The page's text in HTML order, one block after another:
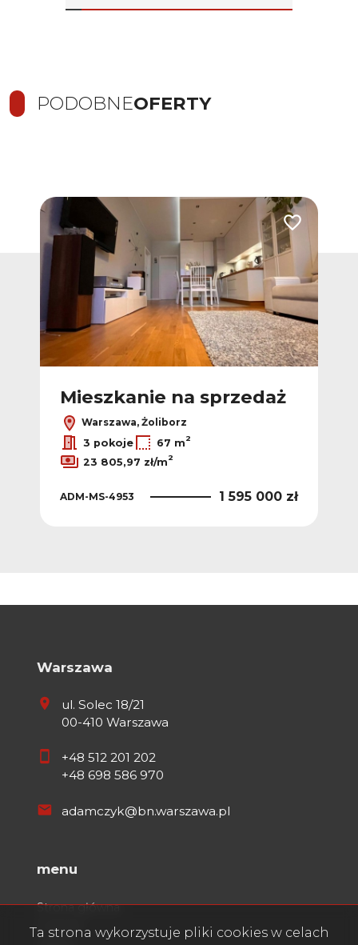
PODOBNEOFERTY
Dodaj do ulubionych Dodaj do
Mieszkanie na sprzedaż
Warszawa, Żoliborz
3 pokoje
67 m2
23 805,97 zł/m2
ADM-MS-4953 1 595 000 zł
Warszawa
ul. Solec 18/21
00-410 Warszawa
+48 512 201 202
+48 698 586 970
adamczyk@bn.warszawa.pl
menu
Strona główna
O firmie
Ta strona wykorzystuje pliki cookies w celach